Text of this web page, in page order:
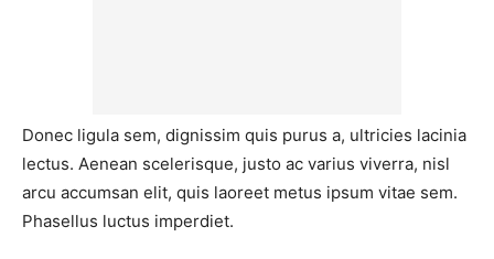
Donec ligula sem, dignissim quis purus a, ultricies lacinia
lectus. Aenean scelerisque, justo ac varius viverra, nisl
arcu accumsan elit, quis laoreet metus ipsum vitae sem.
Phasellus luctus imperdiet.